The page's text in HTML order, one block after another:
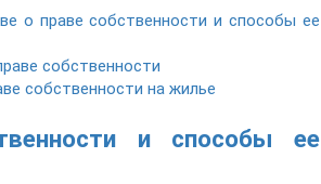
о праве собственности и способы ее
собственности
собственности на жилье
и способы ее